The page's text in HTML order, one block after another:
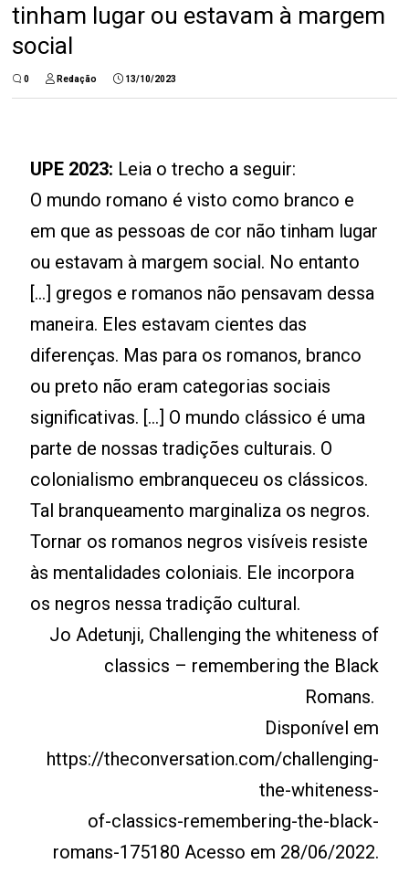
tinham lugar ou estavam à margem
social
0 Redação 13/10/2023
UPE 2023: Leia o trecho a seguir:
O mundo romano é visto como branco e
em que as pessoas de cor não tinham lugar
ou estavam à margem social. No entanto
[...] gregos e romanos não pensavam dessa
maneira. Eles estavam cientes das
diferenças. Mas para os romanos, branco
ou preto não eram categorias sociais
significativas. [...] O mundo clássico é uma
parte de nossas tradições culturais. O
colonialismo embranqueceu os clássicos.
Tal branqueamento marginaliza os negros.
Tornar os romanos negros visíveis resiste
às mentalidades coloniais. Ele incorpora
os negros nessa tradição cultural.
Jo Adetunji, Challenging the whiteness of
classics – remembering the Black
Romans.
Disponível em
https://theconversation.com/challenging-
the-whiteness-
of-classics-remembering-the-black-
romans-175180 Acesso em 28/06/2022.